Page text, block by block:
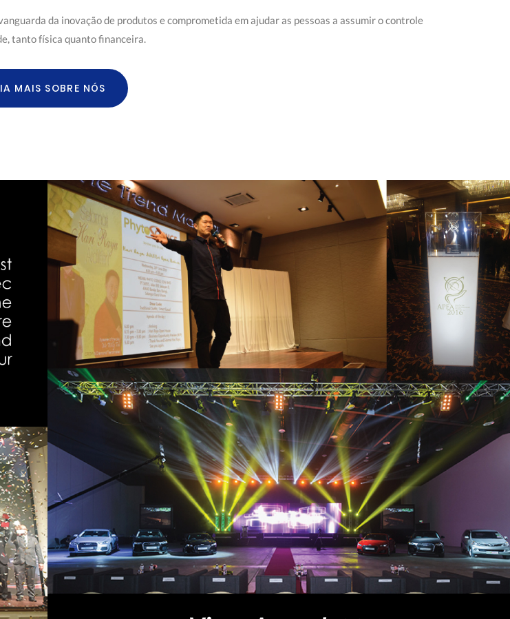
da inovação de produtos e comprometida em ajudar as pessoas a assumir o controle
tanto física quanto financeira.
MAIS SOBRE NÓS